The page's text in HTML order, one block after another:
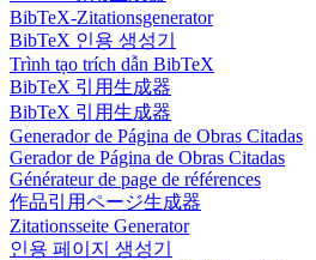
BibTeX-Zitationsgenerator
BibTeX 인용 생성기
Trình tạo trích dẫn BibTeX
BibTeX 引用生成器
BibTeX 引用生成器
Generador de Página de Obras Citadas
Gerador de Página de Obras Citadas
Générateur de page de références
作品引用ページ生成器
Zitationsseite Generator
인용 페이지 생성기